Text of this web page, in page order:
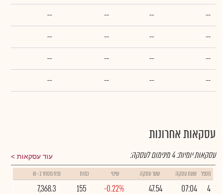
--
--
--
--
--
--
--
--
--
--
--
--
--
--
--
--
עסקאות אחרונות
עוד עסקאות עסקאות יומיות:4מינימום לעסקה:
מספר שעת עסקה שער עסקה שינוי כמות נפח מסחר ב- ₪
4
07:04
47.54
-0.22%
155
7,368.3